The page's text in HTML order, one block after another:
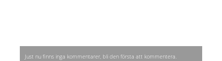
Just nu finns inga kommentarer, bli den första att kommentera.